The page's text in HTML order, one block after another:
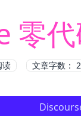
零
读 文章字数：